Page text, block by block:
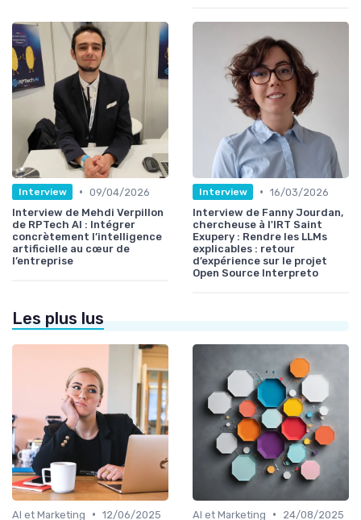
Interview • 09/04/2026
Interview de Mehdi Verpillon
de RPTech AI : Intégrer
concrètement l’intelligence
artificielle au cœur de
l’entreprise
Interview • 16/03/2026
Interview de Fanny Jourdan,
chercheuse à l'IRT Saint
Exupery : Rendre les LLMs
explicables : retour
d’expérience sur le projet
Open Source Interpreto
Les plus lus
AI et Marketing • 12/06/2025 AI et Marketing • 24/08/2025